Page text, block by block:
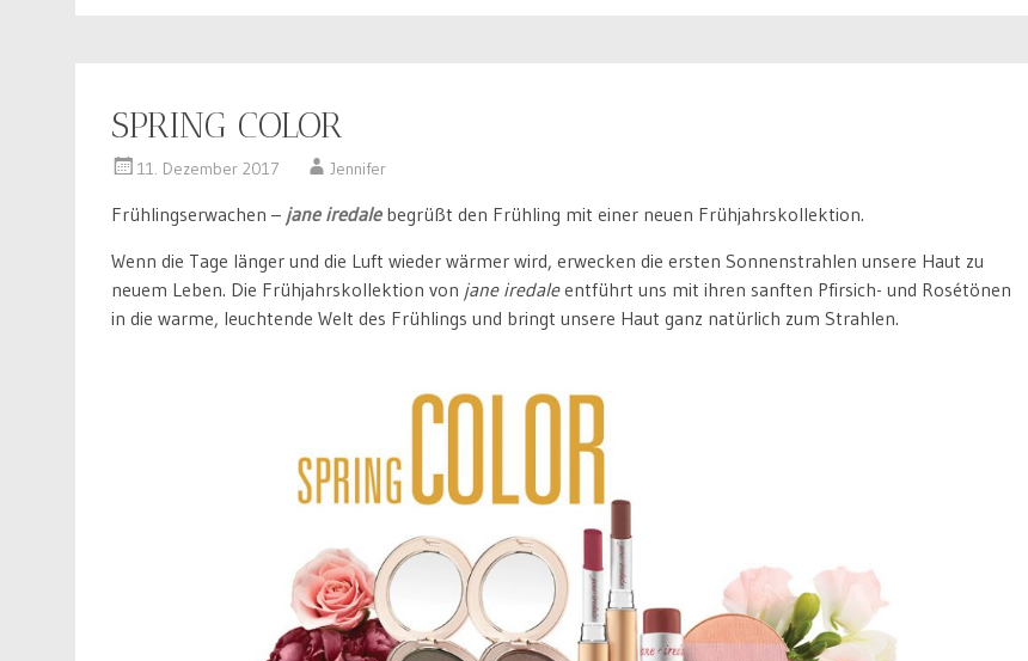
SPRING COLOR
11. Dezember 2017 Jennifer
Frühlingserwachen – jane iredalebegrüßt den Frühling mit einer neuen Frühjahrskollektion.
Wenn die Tage länger und die Luft wieder wärmer wird, erwecken die ersten Sonnenstrahlen unsere Haut zu
neuem Leben. Die Frühjahrskollektion von jane iredaleentführt uns mit ihren sanften Pfirsich- und Rosétönen
in die warme, leuchtende Welt des Frühlings und bringt unsere Haut ganz natürlich zum Strahlen.